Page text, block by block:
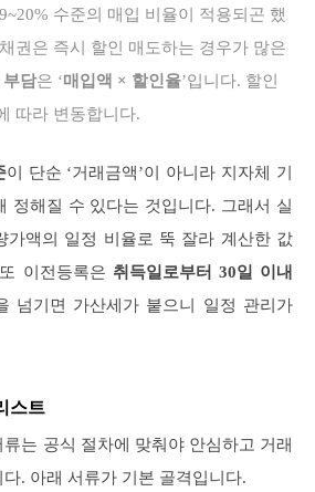
수준의 매입 비율이 적용되곤 했
권은 즉시 할인 매도하는 경우가 많은
부담은 ‘매입액 × 할인율’입니다. 할인
따라 변동합니다.
이 단순 ‘거래금액’이 아니라 지자체 기
정해질 수 있다는 것입니다. 그래서 실
가액의 일정 비율로 뚝 잘라 계산한 값
이전등록은 취득일로부터 30일 이내
넘기면 가산세가 붙으니 일정 관리가
스트
는 공식 절차에 맞춰야 안심하고 거래
. 아래 서류가 기본 골격입니다.